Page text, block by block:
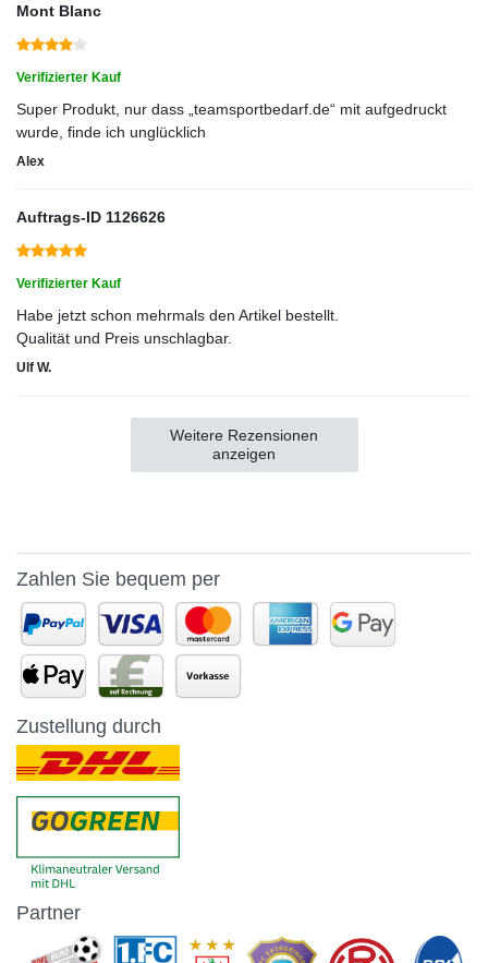
Mont Blanc
Verifizierter Kauf
Super Produkt, nur dass „teamsportbedarf.de“ mit aufgedruckt
wurde, finde ich unglücklich
Alex
Auftrags-ID 1126626
Verifizierter Kauf
Habe jetzt schon mehrmals den Artikel bestellt.
Qualität und Preis unschlagbar.
Ulf W.
Weitere Rezensionen
anzeigen
Zahlen Sie bequem per
Zustellung durch
Partner